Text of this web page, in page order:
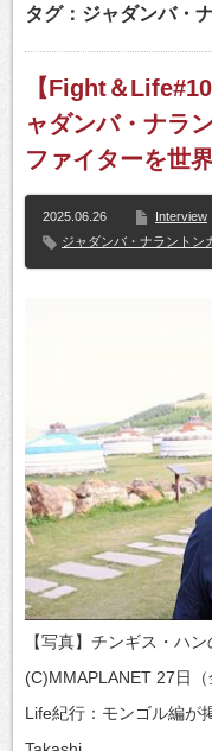
タグ：ジャダンバ・
【Fight＆
ャダンバ・ナラ
ファイターを世界
2025.06.26 Interview
ジャダンバ・ナラントン
【写真】チンギス・ハ
(C)MMAPLANET 27日
Life紀行：モンゴル編が